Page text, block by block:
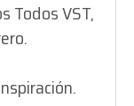
Todos VST,